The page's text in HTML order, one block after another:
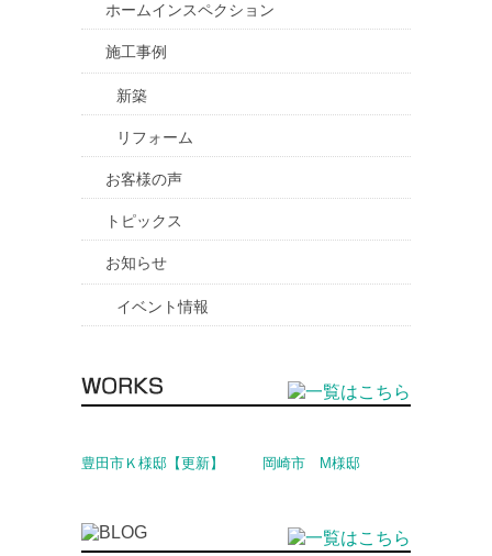
ホームインスペクション
施工事例
新築
リフォーム
お客様の声
トピックス
お知らせ
イベント情報
豊田市Ｋ様邸【更新】 岡崎市 M様邸